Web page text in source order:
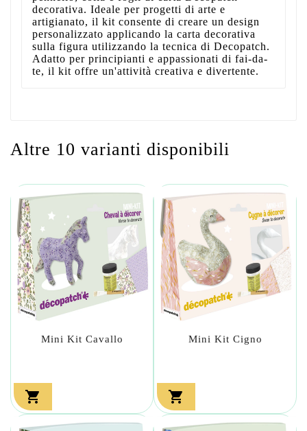
decorativa. Ideale per progetti di arte e
artigianato, il kit consente di creare un design
personalizzato applicando la carta decorativa
sulla figura utilizzando la tecnica di Decopatch.
Adatto per principianti e appassionati di fai-da-
te, il kit offre un'attività creativa e divertente.
Altre 10 varianti disponibili
Mini Kit Cavallo

Mini Kit Cigno
